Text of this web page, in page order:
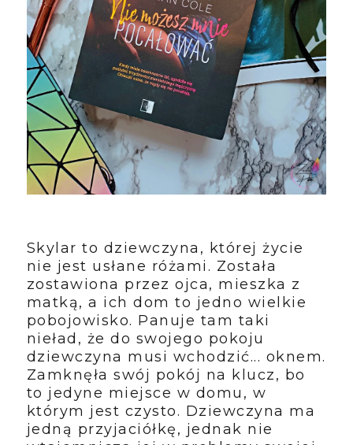
Skylar to dziewczyna, której życie
nie jest usłane różami. Została
zostawiona przez ojca, mieszka z
matką, a ich dom to jedno wielkie
pobojowisko. Panuje tam taki
nieład, że do swojego pokoju
dziewczyna musi wchodzić... oknem.
Zamknęła swój pokój na klucz, bo
to jedyne miejsce w domu, w
którym jest czysto. Dziewczyna ma
jedną przyjaciółkę, jednak nie